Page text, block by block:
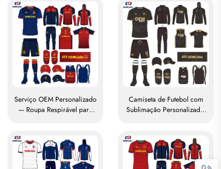
Futebol, Conjuntos de
Uniformes, Camisas de
Futebol com Sublimação
Serviço OEM Personalizado
— Roupa Respirável para
Personalizadas para Futebol
— Camisetas Uniforme para
Futebol — Camisa para
Camiseta de Futebol com
Sublimação Personalizada,
Uniforme de Futebol, Camisa
de Futebol, Vestuário de
Futebol, Camisa de Futebol